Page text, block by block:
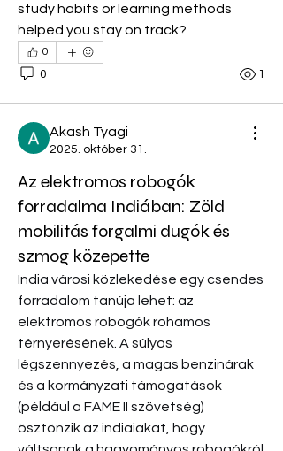
study habits or learning methods
helped you stay on track?
0
0 1
Akash Tyagi
2025. október 31.
Az elektromos robogók
forradalma Indiában: Zöld
mobilitás forgalmi dugók és
szmog közepette
India városi közlekedése egy csendes
forradalom tanúja lehet: az
elektromos robogók rohamos
térnyerésének. A súlyos
légszennyezés, a magas benzinárak
és a kormányzati támogatások
(például a FAME II szövetség)
ösztönzik az indiaiakat, hogy
Névjegy
Welcome to the group! You can
connect with other members, ge
Bővebb információk